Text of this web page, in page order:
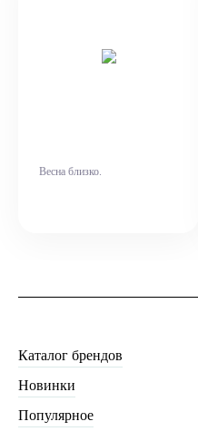
Весна близко.
Каталог брендов
Новинки
Популярное